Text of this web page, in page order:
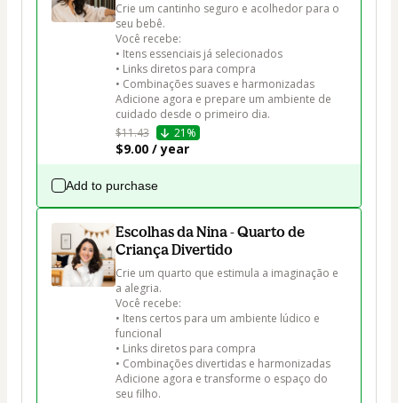
Crie um cantinho seguro e acolhedor para o
seu bebê.
Você recebe:
• Itens essenciais já selecionados
• Links diretos para compra
• Combinações suaves e harmonizadas
Adicione agora e prepare um ambiente de
cuidado desde o primeiro dia.
$11.43
21%
$9.00 / year
Add to purchase
Escolhas da Nina - Quarto de
Criança Divertido
Crie um quarto que estimula a imaginação e
a alegria.
Você recebe:
• Itens certos para um ambiente lúdico e
funcional
• Links diretos para compra
• Combinações divertidas e harmonizadas
Adicione agora e transforme o espaço do
seu filho.